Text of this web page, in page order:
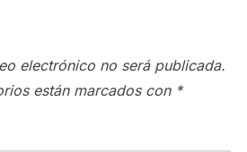
electrónico no será publicada.
están marcados con *